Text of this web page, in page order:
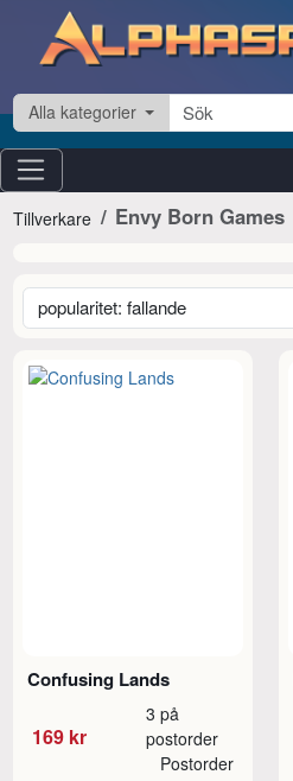
Hoppa till innehåll
Alla kategorier
Tillverkare Envy Born Games
Confusing Lands
169 kr
3 på
postorder
Postorder